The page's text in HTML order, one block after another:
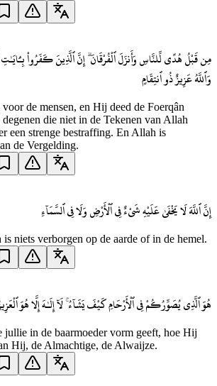
مِن قَبْلُ هُدًى لِّلنَّاسِ وَأَنزَلَ ٱلْفُرْقَانَ ۗ إِنَّ ٱلَّذِينَ كَفَرُوا۟
وَٱللَّهُ عَزِيزٌ ذُو ٱنتِقَامٍ
de mensen, en Hij deed de Foerqân
die niet in de Tekenen van Allah
een strenge bestraffing. En Allah is
de Vergelding.
إِنَّ ٱللَّهَ لَا يَخْفَىٰ عَلَيْهِ شَىْءٌ فِى ٱلْأَرْضِ وَلَا فِى ٱلسَّمَآءِ
niets verborgen op de aarde of in de hemel.
هُوَ ٱلَّذِى يُصَوِّرُكُمْ فِى ٱلْأَرْحَامِ كَيْفَ يَشَآءُ ۚ لَآ إِلَـٰهَ إِلَّا هُوَ
in de baarmoeder vorm geeft, hoe Hij
Hij, de Almachtige, de Alwaijze.